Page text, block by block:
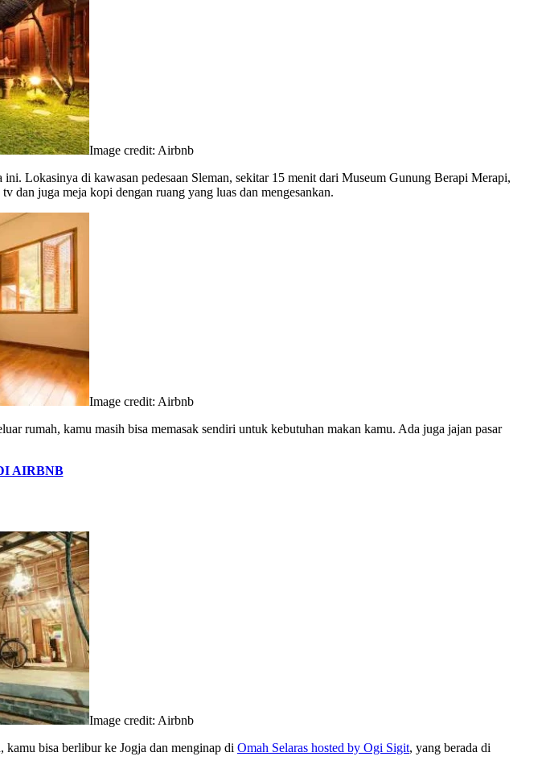
Image credit: Airbnb
Lokasinya di kawasan pedesaan Sleman, sekitar 15 menit dari Museum Gunung Berapi Merapi,
dan juga meja kopi dengan ruang yang luas dan mengesankan.
Image credit: Airbnb
rumah, kamu masih bisa memasak sendiri untuk kebutuhan makan kamu. Ada juga jajan pasar
AIRBNB
Image credit: Airbnb
bisa berlibur ke Jogja dan menginap di Omah Selaras hosted by Ogi Sigit, yang berada di